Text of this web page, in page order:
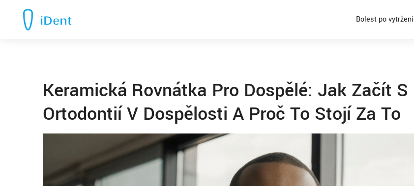
Bolest po vytržení
Keramická Rovnátka Pro Dospělé: Jak Začít S
Ortodontií V Dospělosti A Proč To Stojí Za To